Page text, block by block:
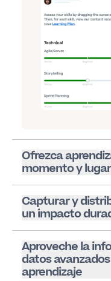
Ofrezca
momento y lugar
Capturar y
un impacto
Aproveche la
datos
aprendizaje